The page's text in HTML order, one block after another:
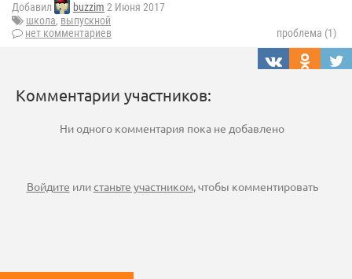
Добавил buzzim 2 Июня 2017
школа, выпускной
нет комментариев
проблема (1)
Комментарии участников:
Ни одного комментария пока не добавлено
Войдите илистаньте участником, чтобы комментировать